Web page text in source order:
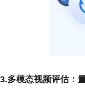
3.多模态视频评估：